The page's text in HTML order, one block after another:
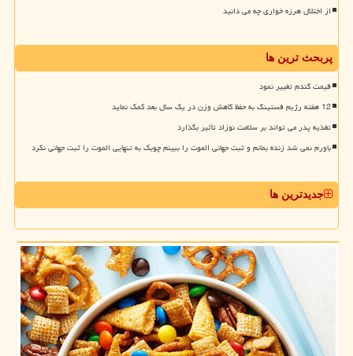
از اختلال هرزه خواری چه می دانید
پربحث ترین ها
قیمت گندم تغییر نمود
12 هفته رژیم فستینگ به حفظ کاهش وزن در یک سال بعد کمک نماید
تغذیه پدر می تواند بر سلامت نوزاد تأثیر بگذارد
باورم نمی شد زنده بمانم و ثبت جهانی الموت را ببینم چوبک به تنهایی الموت را ثبت جهانی نکرد
جدیدترین ها